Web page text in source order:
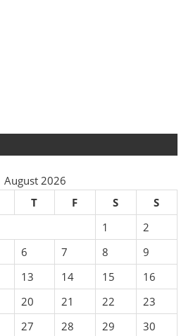
August 2026
T F S
S
1
2
6 7 8
9
13 14 15
16
20 21 22
23
27 28 29
30